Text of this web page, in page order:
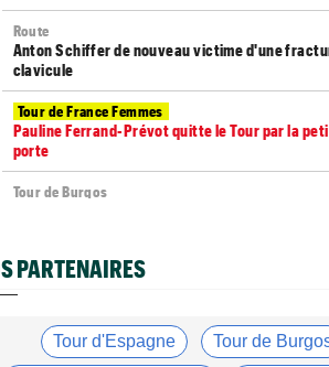
Route
Anton Schiffer de nouveau victime d'une
clavicule
Tour de France Femmes
Pauline Ferrand-Prévot quitte le Tour par la
porte
Tour de Burgos
Tour de France Femmes
Lorena Wiebes : "La 8e étape ? Nous l'avons
Tour de France Femmes
Antonia Niedermaier : "Kasia ? J’ai toujours cru
PARTENAIRES
Tour d'Espagne Tour de